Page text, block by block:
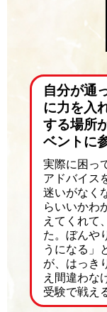
自分が通
に力を入
する場所
ベントに
実際に困っ
アドバイス
迷いがなく
らいいかわ
えてくれて
た。ぼんや
うになる」
が、はっき
え間違わな
受験で戦え